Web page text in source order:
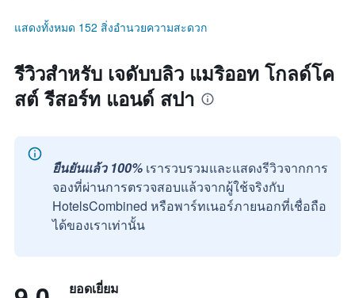
แสดงทั้งหมด 152 สิ่งอำนวยความสะดวก
รีวิวสำหรับ เจดับบลิว แมริออท โกลด์โค
สต์ รีสอร์ท แอนด์ สปา
ยืนยันแล้ว 100% เรารวบรวมและแสดงรีวิวจากการ
จองที่ผ่านการตรวจสอบแล้วจากผู้ใช้จริงกับ
HotelsCombined หรือพาร์ทเนอร์ภายนอกที่เชื่อถือ
ได้ของเราเท่านั้น
ยอดเยี่ยม